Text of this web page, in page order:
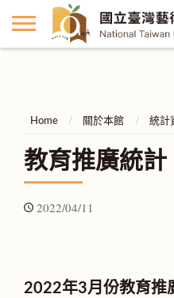
Home 關於本館 統計
教育推廣統計
2022/04/11
2022年3月份教育推